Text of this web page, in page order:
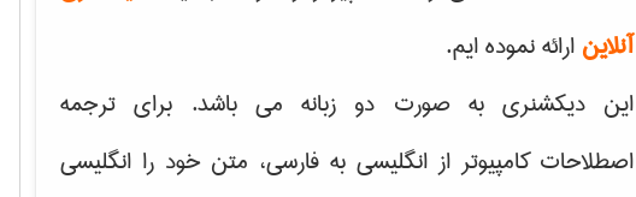
آنلاین ارائه نموده ایم.
این دیکشنری به صورت دو زبانه می باشد. برای ترجمه
اصطلاحات کامپیوتر از انگلیسی به فارسی، متن خود را انگلیسی